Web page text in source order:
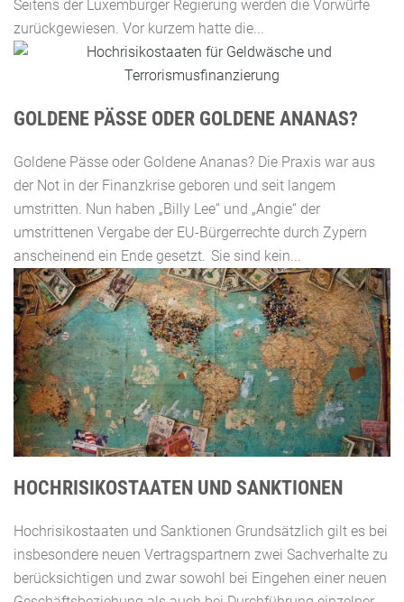
Seitens der Luxemburger Regierung werden die Vorwürfe
zurückgewiesen. Vor kurzem hatte die...
GOLDENE PÄSSE ODER GOLDENE ANANAS?
Goldene Pässe oder Goldene Ananas? Die Praxis war aus
der Not in der Finanzkrise geboren und seit langem
umstritten. Nun haben „Billy Lee“ und „Angie“ der
umstrittenen Vergabe der EU-Bürgerrechte durch Zypern
anscheinend ein Ende gesetzt. Sie sind kein...
HOCHRISIKOSTAATEN UND SANKTIONEN
Hochrisikostaaten und Sanktionen Grundsätzlich gilt es bei
insbesondere neuen Vertragspartnern zwei Sachverhalte zu
berücksichtigen und zwar sowohl bei Eingehen einer neuen